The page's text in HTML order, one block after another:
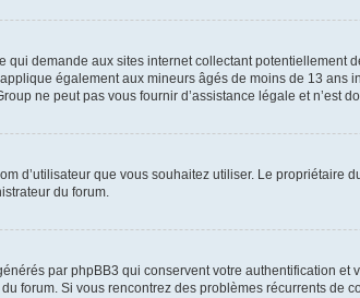
qui demande aux sites internet collectant
également aux mineurs âgés de moins de 13
ne peut pas vous fournir d’assistance légale et n’est
d’utilisateur que vous souhaitez utiliser. Le
du forum.
par phpBB3 qui conservent votre authentification
forum. Si vous rencontrez des problèmes récurrents